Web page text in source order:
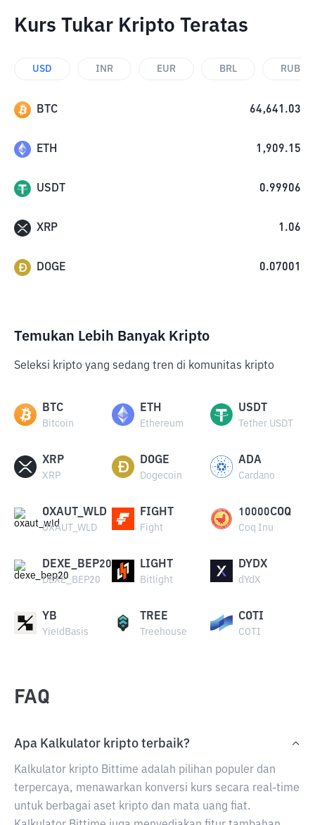
Kurs Tukar Kripto Teratas
USD INR EUR BRL RUB
BTC 64,641.03
ETH 1,909.15
USDT 0.99906
XRP 1.06
DOGE 0.07001
Temukan Lebih Banyak Kripto
Seleksi kripto yang sedang tren di komunitas kripto
BTC
Bitcoin
ETH
Ethereum
USDT
Tether USDT
XRP
XRP
DOGE
Dogecoin
ADA
Cardano
OXAUT_WLD
OXAUT_WLD
FIGHT
Fight
10000COQ
Coq Inu
DEXE_BEP20
DEXE_BEP20
LIGHT
Bitlight
DYDX
dYdX
YB
YieldBasis
TREE
Treehouse
COTI
COTI
FAQ
Apa Kalkulator kripto terbaik?
Kalkulator kripto Bittime adalah pilihan populer dan
terpercaya, menawarkan konversi kurs secara real-time
untuk berbagai aset kripto dan mata uang fiat.